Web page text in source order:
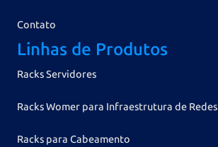
Contato
Linhas de Produtos
Racks Servidores
Racks Womer para Infraestrutura de Redes
Racks para Cabeamento